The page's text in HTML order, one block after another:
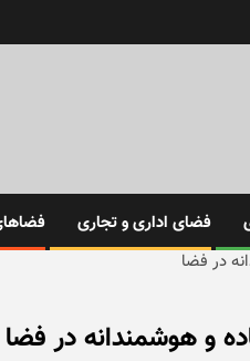
فضای اداری و تجاری
در فضا
و هوشمندانه در فضا